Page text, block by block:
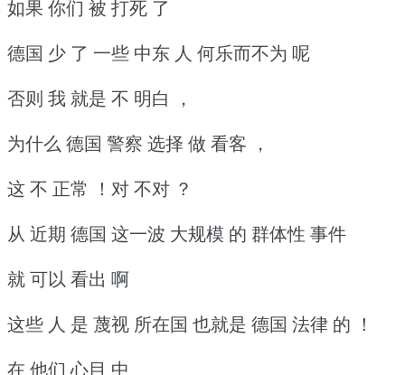
如果 你们 被 打死 了
德国 少 了 一些 中东 人 何乐而不为 呢
否则 我 就是 不 明白 ，
为什么 德国 警察 选择 做 看客 ，
这 不 正常 ！对 不对 ？
从 近期 德国 这一波 大规模 的 群体性 事件
就 可以 看出 啊
这些 人 是 蔑视 所在国 也就是 德国 法律 的 ！
在 他们 心目 中